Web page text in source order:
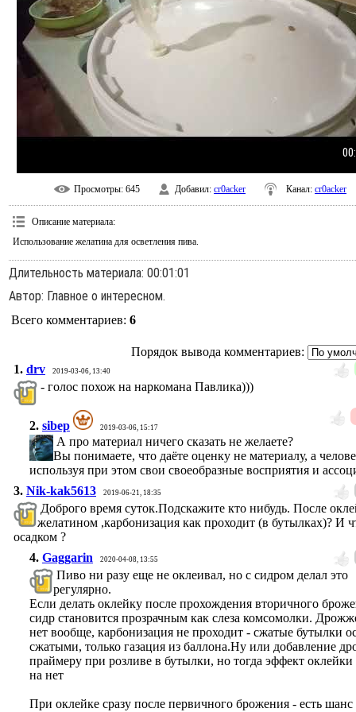
Просмотры: 645 Добавил: cr0acker Канал: cr0acker
Описание материала:
Использование желатина для осветления пива.
Длительность материала: 00:01:01
Автор: Главное о интересном.
Всего комментариев: 6
Порядок вывода комментариев:
1. drv 2019-03-06, 13:40
- голос похож на наркомана Павлика)))
2. sibep 2019-03-06, 15:17
А про материал ничего сказать не желаете?
Вы понимаете, что даёте оценку не материалу, а
используя при этом свои своеобразные восприятия и
3. Nik-kak5613 2019-06-21, 18:35
Доброго время суток.Подскажите кто нибудь. После
желатином ,карбонизация как проходит (в бутылках)? И
осадком ?
4. Gaggarin 2020-04-08, 13:55
Пиво ни разу еще не оклеивал, но с сидром делал это
регулярно.
Если делать оклейку после прохождения вторичного
сидр становится прозрачным как слеза комсомолки.
нет вообще, карбонизация не проходит - сжатые бутылки
сжатыми, только газация из баллона.Ну или добавление
праймеру при розливе в бутылки, но тогда эффект оклейки
на нет
При оклейке сразу после первичного брожения - есть шанс